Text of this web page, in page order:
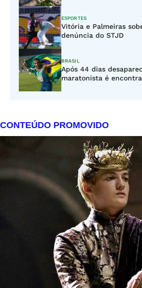
ESPORTES
Vitória e Palmeiras
denúncia do STJD
BRASIL
Após 44 dias
maratonista é